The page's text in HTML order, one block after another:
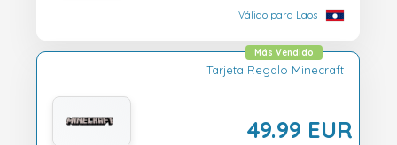
Válido para Laos
Tarjeta Regalo Minecraft
49.99 EUR
Más Vendido